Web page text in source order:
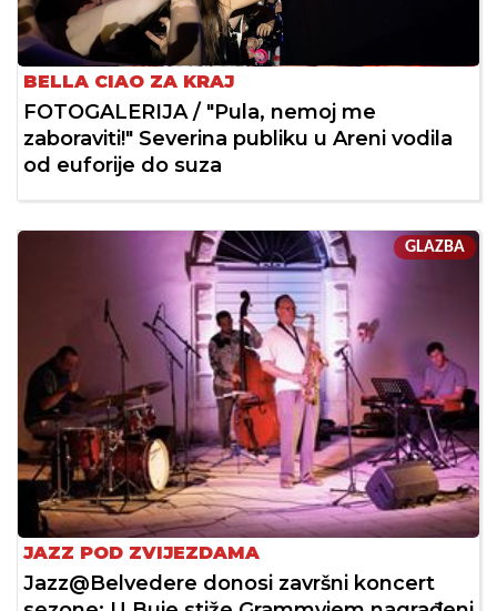
BELLA CIAO ZA KRAJ
FOTOGALERIJA / "Pula, nemoj me
zaboraviti!" Severina publiku u Areni vodila
od euforije do suza
GLAZBA
JAZZ POD ZVIJEZDAMA
Jazz@Belvedere donosi završni koncert